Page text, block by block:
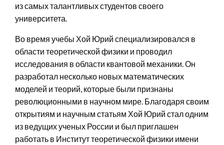
из самых талантливых студентов своего
университета.
Во время учебы Хой Юрий специализировался в
области теоретической физики и проводил
исследования в области квантовой механики. Он
разработал несколько новых математических
моделей и теорий, которые были признаны
революционными в научном мире. Благодаря своим
открытиям и научным статьям Хой Юрий стал одним
из ведущих ученых России и был приглашен
работать в Институт теоретической физики имени